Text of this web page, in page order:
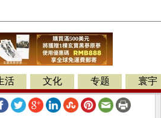
活 文化 专题 寰宇